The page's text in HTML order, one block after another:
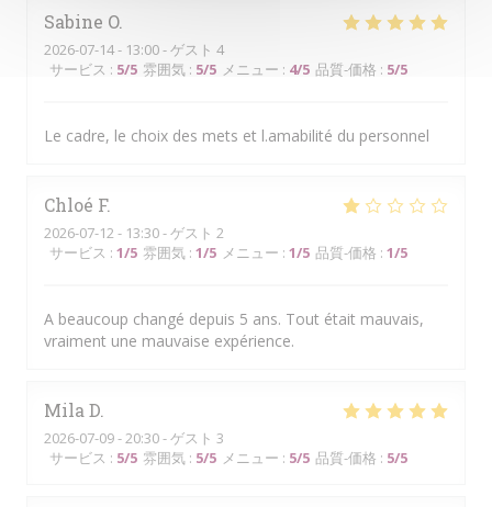
Sabine O
2026-07-14- 13:00 - ゲスト 4
サービス : 5/5 雰囲気 : 5/5 メニュー : 4/5 品質-価格 : 5/5
Le cadre, le choix des mets et l.amabilité du personnel
Chloé F
2026-07-12 - 13:30 - ゲスト 2
サービス : 1/5 雰囲気 : 1/5 メニュー : 1/5 品質-価格 : 1/5
A beaucoup changé depuis 5 ans. Tout était mauvais,
vraiment une mauvaise expérience.
Mila D
2026-07-09- 20:30 - ゲスト 3
サービス : 5/5 雰囲気 : 5/5 メニュー : 5/5 品質-価格 : 5/5